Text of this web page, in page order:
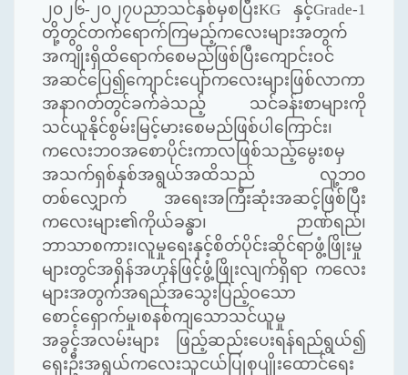
၂၀၂၆-၂၀၂၇ပညာသင်နှစ်မှစပြီးKG နှင့်Grade-1
တို့တွင်တက်ရောက်ကြမည့်ကလေးများအတွက်
အကျိုးရှိထိရောက်စေမည်ဖြစ်ပြီးကျောင်းဝင်
အဆင်ပြေ၍ကျောင်းပျော်ကလေးများဖြစ်လာကာ
အနာဂတ်တွင်ခက်ခဲသည့် သင်ခန်းစာများကို
သင်ယူနိုင်စွမ်းမြင့်မားစေမည်ဖြစ်ပါကြောင်း၊
ကလေးဘဝအစောပိုင်းကာလဖြစ်သည့်မွေးစမှ
အသက်ရှစ်နှစ်အရွယ်အထိသည် လူ့ဘဝ
တစ်လျှောက် အရေးအကြီးဆုံးအဆင့်ဖြစ်ပြီး
ကလေးများ၏ကိုယ်ခန္ဓာ၊ ဉာဏ်ရည်၊
ဘာသာစကား၊လူမှုရေးနှင့်စိတ်ပိုင်းဆိုင်ရာဖွံ့ဖြိုးမှု
များတွင်အရှိန်အဟုန်ဖြင့်ဖွံ့ဖြိုးလျက်ရှိရာ ကလေး
များအတွက်အရည်အသွေးပြည့်ဝသော
စောင့်ရှောက်မှု၊စနစ်ကျသောသင်ယူမှု
အခွင့်အလမ်းများ ဖြည့်ဆည်းပေးရန်ရည်ရွယ်၍
ရှေးဦးအရွယ်ကလေးသူငယ်ပြုစုပျိုးထောင်ရေး